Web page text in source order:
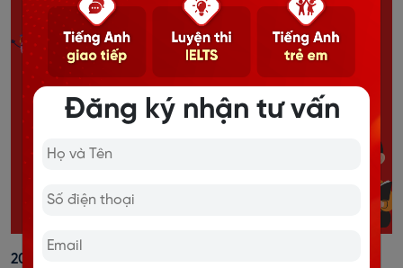
20+ Cách Đánh Trọng Âm Tiếng Anh Dễ Nhớ, Kèm Bài
Đăng ký nhận tư vấn